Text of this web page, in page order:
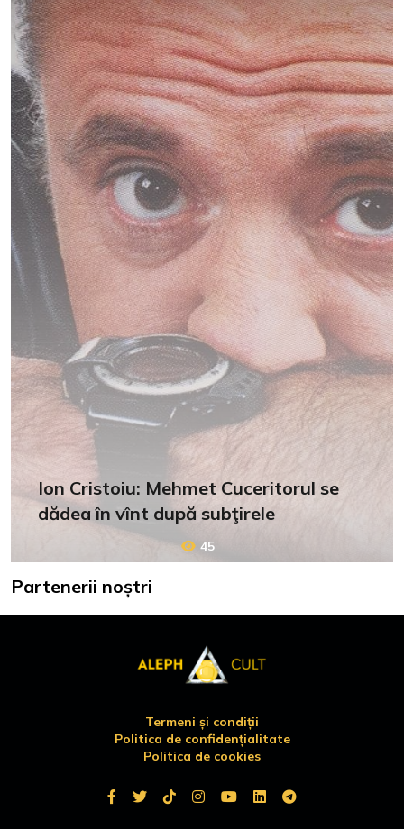
Ion Cristoiu: Mehmet Cuceritorul se
dădea în vînt după subţirele
45
Partenerii noștri
Termeni și condiții
Politica de confidențialitate
Politica de cookies